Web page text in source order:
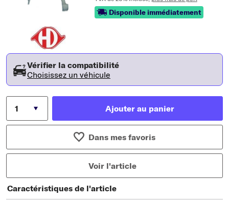
Disponible immédiatement
Vérifier la compatibilité
Choisissez un véhicule
Ajouter au panier
Dans mes favoris
Voir l'article
Caractéristiques de l'article